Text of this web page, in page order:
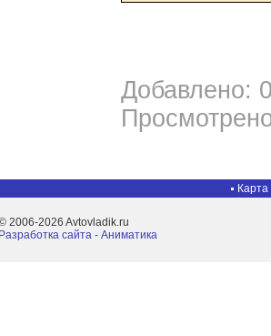
Добавлено:
Карта
2006-2026 Avtovladik.ru
Разработка сайта - Aниматика